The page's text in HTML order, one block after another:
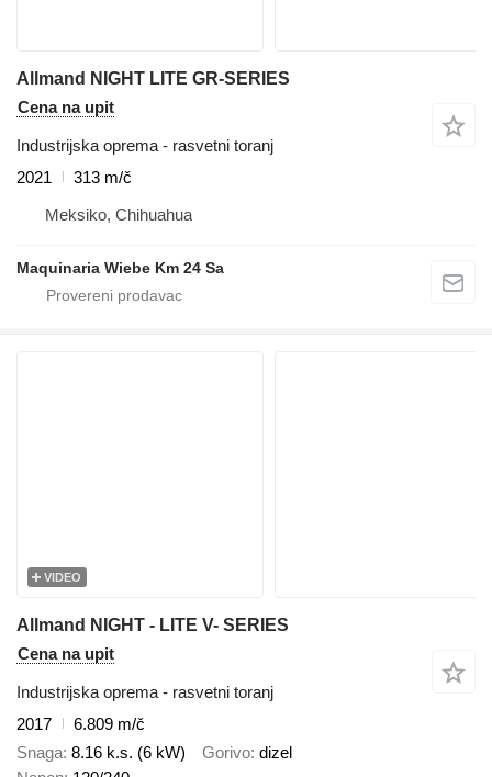
Allmand NIGHT LITE GR-SERIES
Cena na upit
Industrijska oprema - rasvetni toranj
2021
313 m/č
Meksiko, Chihuahua
Maquinaria Wiebe Km 24 Sa
VIDEO
Allmand NIGHT - LITE V- SERIES
Cena na upit
Industrijska oprema - rasvetni toranj
2017
6.809 m/č
Snaga 8.16 k.s. (6 kW) Gorivo dizel